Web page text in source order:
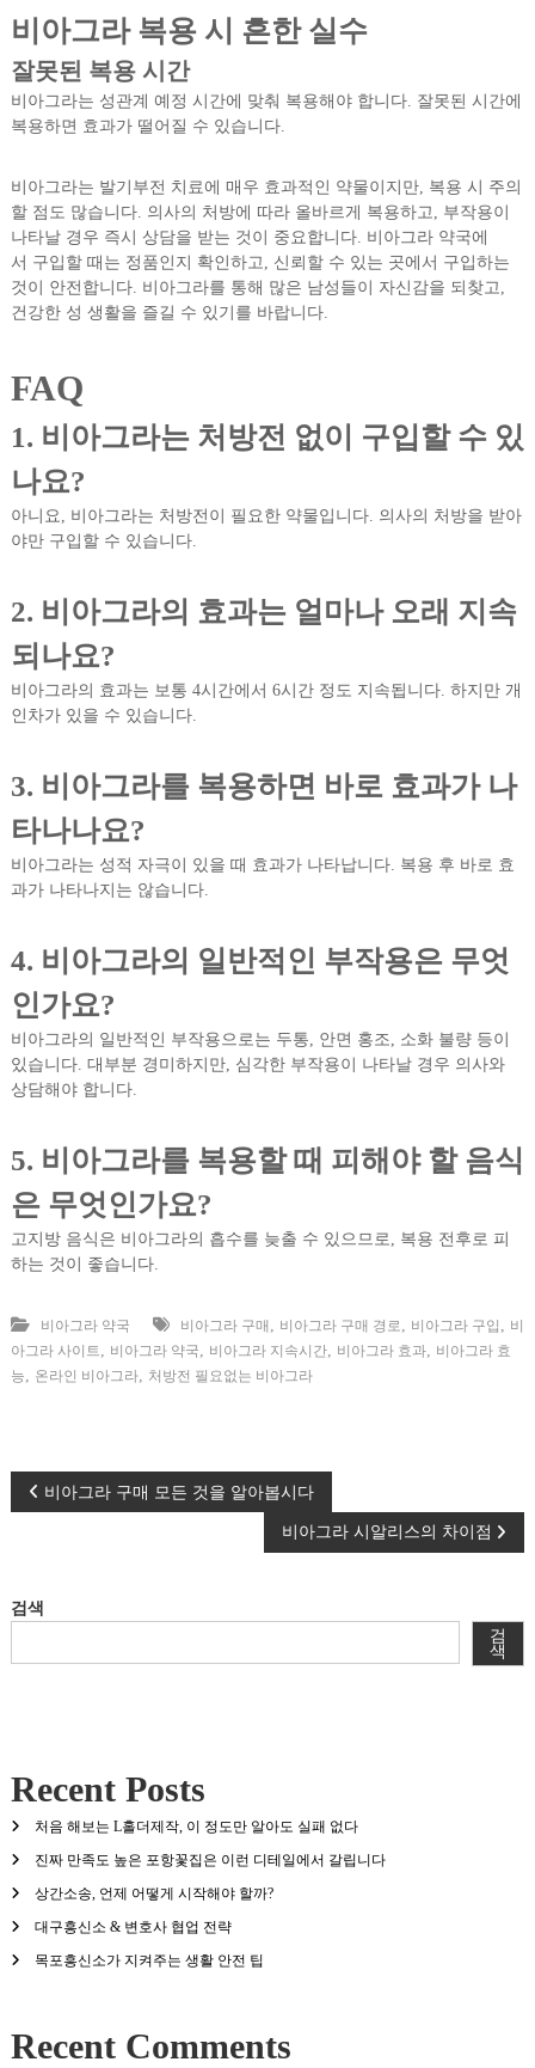
비아그라 복용 시 흔한 실수
잘못된 복용 시간
비아그라는 성관계 예정 시간에 맞춰 복용해야 합니다. 잘못된 시간에
복용하면 효과가 떨어질 수 있습니다.
비아그라는 발기부전 치료에 매우 효과적인 약물이지만, 복용 시 주의
할 점도 많습니다. 의사의 처방에 따라 올바르게 복용하고, 부작용이
나타날 경우 즉시 상담을 받는 것이 중요합니다. 비아그라 약국에
서 구입할 때는 정품인지 확인하고, 신뢰할 수 있는 곳에서 구입하는
것이 안전합니다. 비아그라를 통해 많은 남성들이 자신감을 되찾고,
건강한 성 생활을 즐길 수 있기를 바랍니다.
FAQ
1. 비아그라는 처방전 없이 구입할 수 있
나요?
아니요, 비아그라는 처방전이 필요한 약물입니다. 의사의 처방을 받아
야만 구입할 수 있습니다.
2. 비아그라의 효과는 얼마나 오래 지속
되나요?
비아그라의 효과는 보통 4시간에서 6시간 정도 지속됩니다. 하지만 개
인차가 있을 수 있습니다.
3. 비아그라를 복용하면 바로 효과가 나
타나나요?
비아그라는 성적 자극이 있을 때 효과가 나타납니다. 복용 후 바로 효
과가 나타나지는 않습니다.
4. 비아그라의 일반적인 부작용은 무엇
인가요?
비아그라의 일반적인 부작용으로는 두통, 안면 홍조, 소화 불량 등이
있습니다. 대부분 경미하지만, 심각한 부작용이 나타날 경우 의사와
상담해야 합니다.
5. 비아그라를 복용할 때 피해야 할 음식
은 무엇인가요?
고지방 음식은 비아그라의 흡수를 늦출 수 있으므로, 복용 전후로 피
하는 것이 좋습니다.
비아그라 약국 비아그라 구매 비아그라 구매 경로 비아그라 구입
비
아그라 사이트
비아그라 약국 비아그라 지속시간, 비아그라 효과,
비아그라 효
능
온라인 비아그라, 처방전 필요없는 비아그라
글
색
비아그라 구매 모든 것을 알아봅시다
비아그라 시알리스의 차이점
검색
검
색
Recent Posts
처음 해보는 L홀더제작, 이 정도만 알아도 실패 없다
진짜 만족도 높은 포항꽃집은 이런 디테일에서 갈립니다
상간소송, 언제 어떻게 시작해야 할까?
대구흥신소 & 변호사 협업 전략
목포흥신소가 지켜주는 생활 안전 팁
Recent Comments